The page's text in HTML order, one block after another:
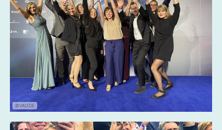
©VAUDE